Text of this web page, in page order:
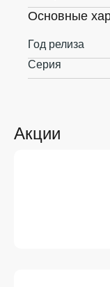
Акции
Основные
Год релиза
Серия